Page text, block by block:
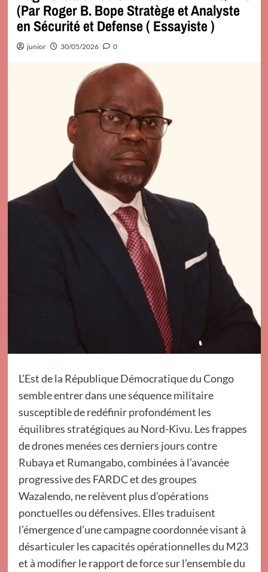
(Par Roger B. Bope Stratège et Analyste
en Sécurité et Defense ( Essayiste )
junior 30/05/2026 0
L’Est de la République Démocratique du Congo
semble entrer dans une séquence militaire
susceptible de redéfinir profondément les
équilibres stratégiques au Nord-Kivu. Les frappes
de drones menées ces derniers jours contre
Rubaya et Rumangabo, combinées à l’avancée
progressive des FARDC et des groupes
Wazalendo, ne relèvent plus d’opérations
ponctuelles ou défensives. Elles traduisent
l’émergence d’une campagne coordonnée visant à
désarticuler les capacités opérationnelles du M23
et à modifier le rapport de force sur l’ensemble du